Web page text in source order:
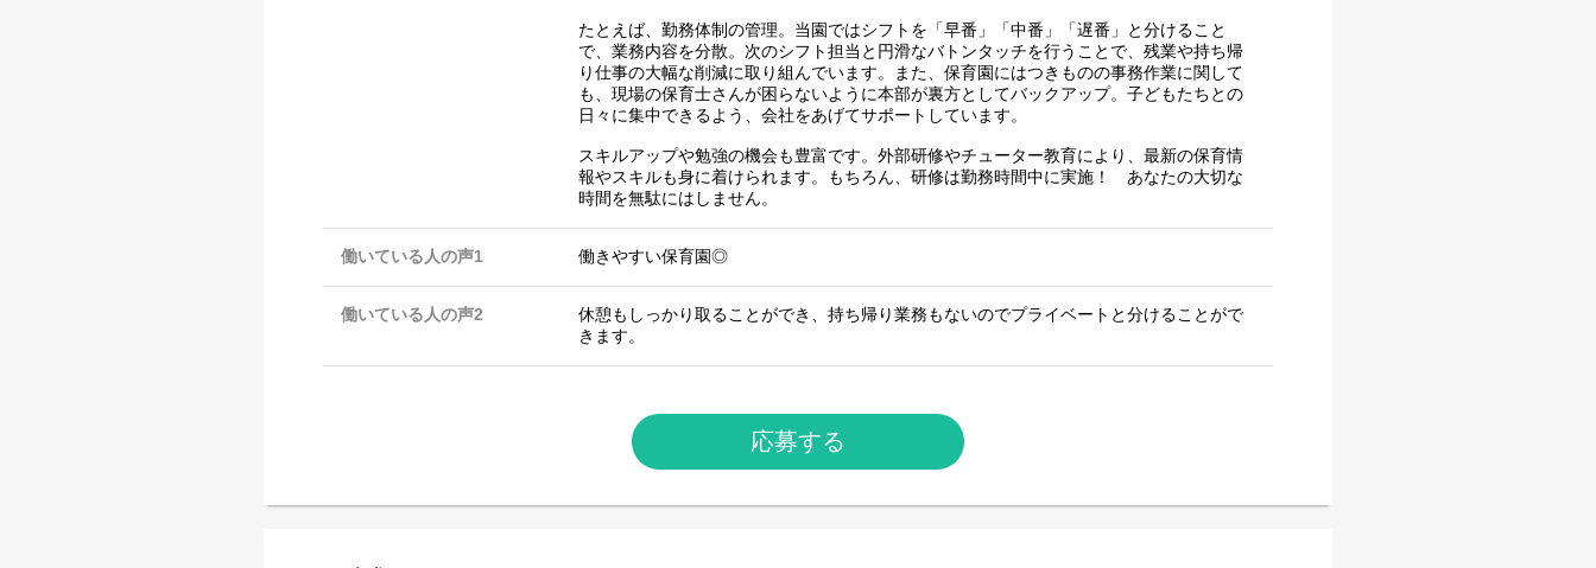
たとえば、勤務体制の管理。当園ではシフトを「早番」「中番」「遅番」と分けること
で、業務内容を分散。次のシフト担当と円滑なバトンタッチを行うことで、残業や持ち帰
り仕事の大幅な削減に取り組んでいます。また、保育園にはつきものの事務作業に関して
も、現場の保育士さんが困らないように本部が裏方としてバックアップ。子どもたちとの
日々に集中できるよう、会社をあげてサポートしています。
スキルアップや勉強の機会も豊富です。外部研修やチューター教育により、最新の保育情
報やスキルも身に着けられます。もちろん、研修は勤務時間中に実施！ あなたの大切な
時間を無駄にはしません。
働いている人の声1 働きやすい保育園◎
働いている人の声2
休憩もしっかり取ることができ、持ち帰り業務もないのでプライベートと分けることがで
きます。
応募する